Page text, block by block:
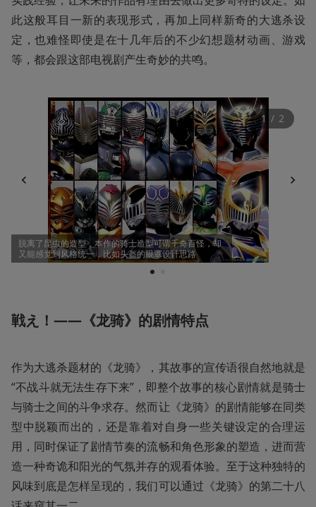
此这般耳目一新的表现形式，再加上同样新奇的大逃杀设
定，也难怪即使是在十几年后的不少幻想题材动画、游戏
等，都会跟这部电视剧产生奇妙的共鸣。
脱离了昆虫的造型，本作的骑士造型可谓千奇百怪，却
又能感觉到风格统一，比如头盔的眼罩设计思路
1
1 / 2
戦え！——《龙骑》的剧情特点
作为大逃杀题材的《龙骑》，其故事的宣传语很自然地就是
“不战斗就无法生存下来”，即整个故事的核心剧情就是骑士
与骑士之间的斗争求存。然而让《龙骑》的剧情能够在同类
型中脱颖而出的，还是靠着对自身一些关键设定的合理运
用，同时保证了剧情节奏的流畅和角色形象的塑造，进而营
造一种奇诡和阳光的气氛并存的观看体验。至于这种独特的
风味到底是怎样呈现的，我们可以通过《龙骑》的第二十八